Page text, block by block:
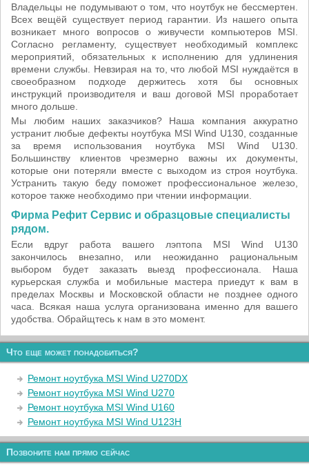
Владельцы не подумывают о том, что ноутбук не бессмертен.
Всех вещёй существует период гарантии. Из нашего опыта
возникает много вопросов о живучести компьютеров MSI.
Согласно регламенту, существует необходимый комплекс
мероприятий, обязательных к исполнению для удлинения
времени службы. Невзирая на то, что любой MSI нуждаётся в
своеобразном подходе держитесь хотя бы основных
инструкций производителя и ваш договой MSI проработает
много дольше.
Мы любим наших заказчиков? Наша компания аккуратно
устранит любые дефекты ноутбука MSI Wind U130, созданные
за время использования ноутбука MSI Wind U130.
Большинству клиентов чрезмерно важны их документы,
которые они потеряли вместе с выходом из строя ноутбука.
Устранить такую беду поможет профессиональное железо,
которое также необходимо при чтении информации.
Фирма Рефит Сервис и образцовые специалисты
рядом.
Если вдруг работа вашего лэптопа MSI Wind U130
закончилось внезапно, или неожиданно рациональным
выбором будет заказать выезд профессионала. Наша
курьерская служба и мобильные мастера приедут к вам в
пределах Москвы и Московской области не позднее одного
часа. Всякая наша услуга организована именно для вашего
удобства. Обрайщтесь к нам в это момент.
Что еще может понадобиться?
Ремонт ноутбука MSI Wind U270DX
Ремонт ноутбука MSI Wind U270
Ремонт ноутбука MSI Wind U160
Ремонт ноутбука MSI Wind U123H
Позвоните нам прямо сейчас